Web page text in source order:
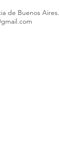
de Buenos Aires.